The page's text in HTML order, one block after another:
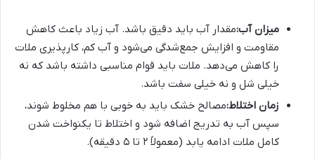
میزان آب:مقدار آب باید دقیق باشد. آب زیاد باعث کاهش
مقاومت و افزایش جمع‌شدگی می‌شود و آب کم، کارپذیری ملات
را کاهش می‌دهد. ملات باید قوام مناسبی داشته باشد که نه
خیلی شل و نه خیلی سفت باشد.
زمان اختلاط:مصالح خشک باید به خوبی با هم مخلوط شوند،
سپس آب به تدریج اضافه شود و اختلاط تا یکنواخت شدن
کامل ملات ادامه یابد (معمولاً ۲ تا ۵ دقیقه).